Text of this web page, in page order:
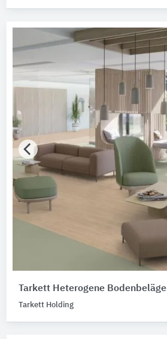
Produktkategorie
Elastische Bodenbeläge
Gebäude-Bauteile
Werkstoff
Bitte auswählen
Lieferform
Bitte auswählen
Trägerschicht
Tarkett Heterogene Bodenbeläge
Tarkett Holding